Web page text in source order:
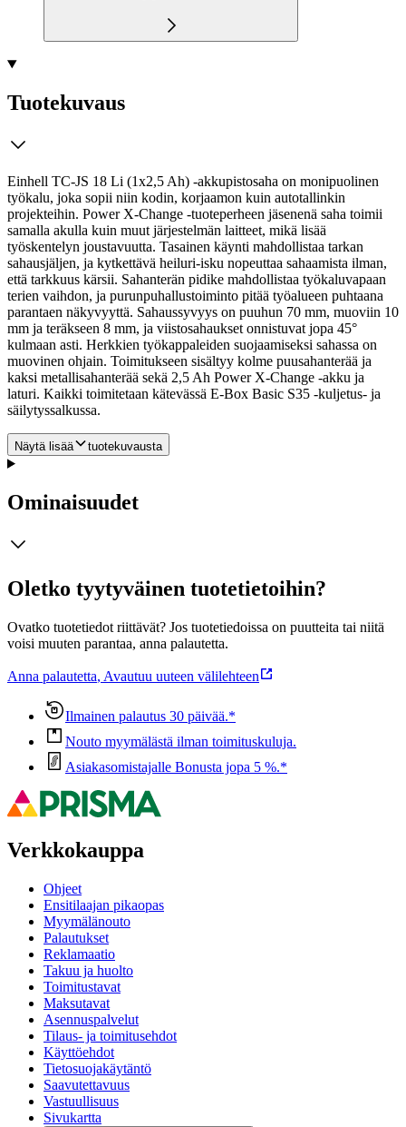
Tuotekuvaus
Einhell TC-JS 18 Li (1x2,5 Ah) -akkupistosaha on monipuolinen
työkalu, joka sopii niin kodin, korjaamon kuin autotallinkin
projekteihin. Power X-Change -tuoteperheen jäsenenä saha toimii
samalla akulla kuin muut järjestelmän laitteet, mikä lisää
työskentelyn joustavuutta. Tasainen käynti mahdollistaa tarkan
sahausjäljen, ja kytkettävä heiluri-isku nopeuttaa sahaamista ilman,
että tarkkuus kärsii. Sahanterän pidike mahdollistaa työkaluvapaan
terien vaihdon, ja purunpuhallustoiminto pitää työalueen puhtaana
parantaen näkyvyyttä. Sahaussyvyys on puuhun 70 mm, muoviin 10
mm ja teräkseen 8 mm, ja viistosahaukset onnistuvat jopa 45°
kulmaan asti. Herkkien työkappaleiden suojaamiseksi sahassa on
muovinen ohjain. Toimitukseen sisältyy kolme puusahanterää ja
kaksi metallisahanterää sekä 2,5 Ah Power X-Change -akku ja
laturi. Kaikki toimitetaan kätevässä E-Box Basic S35 -kuljetus- ja
säilytyssalkussa.
Näytä lisää tuotekuvausta
Ominaisuudet
Oletko tyytyväinen tuotetietoihin?
Ovatko tuotetiedot riittävät? Jos tuotetiedoissa on puutteita tai niitä
voisi muuten parantaa, anna palautetta.
Anna palautetta, Avautuu uuteen välilehteen
Ilmainen palautus 30 päivää.*
Nouto myymälästä ilman toimituskuluja.
Asiakasomistajalle Bonusta jopa 5 %.*
Verkkokauppa
Ohjeet
Ensitilaajan pikaopas
Myymälänouto
Palautukset
Reklamaatio
Takuu ja huolto
Toimitustavat
Maksutavat
Asennuspalvelut
Tilaus- ja toimitusehdot
Käyttöehdot
Tietosuojakäytäntö
Saavutettavuus
Vastuullisuus
Sivukartta